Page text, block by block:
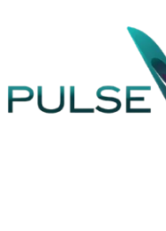
(Pressez